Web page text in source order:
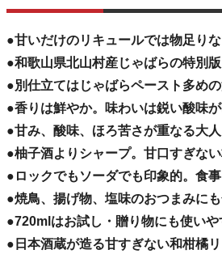
●甘いだけのリキュールでは物足りな
●和歌山県北山村産じゃばらの特別版
●別仕立てはじゃばらペースト多めの
●香りは鮮やか。味わいは鋭い酸味が
●甘み、酸味、ほろ苦さが重なる大
●柚子酒よりシャープ。甘口すぎない
●ロックでもソーダでも印象的。食事
●焼鳥、揚げ物、塩味のおつまみにも
●720mlはお試し・贈り物にも使いや
●日本酒蔵が造る甘すぎない和柑橘リ